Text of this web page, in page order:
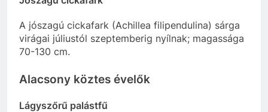
A jószagú cickafark (Achillea filipendulina) sárga
virágai júliustól szeptemberig nyílnak; magassága
70-130 cm.
Alacsony köztes évelők
Lágyszőrű palástfű